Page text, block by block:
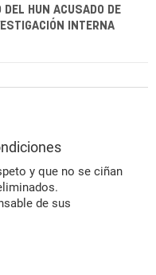
HUN ACUSADO DE
INTERNA
y que no se ciñan
de sus